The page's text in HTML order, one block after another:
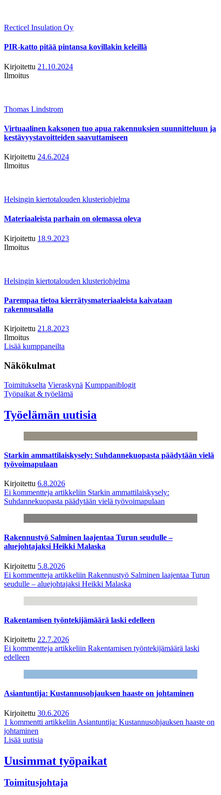
Recticel Insulation Oy
PIR-katto pitää pintansa kovillakin keleillä
Kirjoitettu 21.10.2024
Ilmoitus
Thomas Lindstrom
Virtuaalinen kaksonen tuo apua rakennuksien suunnitteluun ja
kestävyystavoitteiden saavuttamiseen
Kirjoitettu 24.6.2024
Ilmoitus
Helsingin kiertotalouden klusteriohjelma
Materiaaleista parhain on olemassa oleva
Kirjoitettu 18.9.2023
Ilmoitus
Helsingin kiertotalouden klusteriohjelma
Parempaa tietoa kierrätysmateriaaleista kaivataan
rakennusalalla
Kirjoitettu 21.8.2023
Ilmoitus
Lisää kumppaneilta
Näkökulmat
Toimitukselta Vieraskynä Kumppaniblogit
Työpaikat & työelämä
Työelämän uutisia
Starkin ammattilaiskysely: Suhdannekuopasta päädytään vielä
työvoimapulaan
Kirjoitettu 6.8.2026
Ei kommentteja artikkeliin Starkin ammattilaiskysely:
Suhdannekuopasta päädytään vielä työvoimapulaan
Rakennustyö Salminen laajentaa Turun seudulle –
aluejohtajaksi Heikki Malaska
Kirjoitettu 5.8.2026
Ei kommentteja artikkeliin Rakennustyö Salminen laajentaa Turun
seudulle – aluejohtajaksi Heikki Malaska
Rakentamisen työntekijämäärä laski edelleen
Kirjoitettu 22.7.2026
Ei kommentteja artikkeliin Rakentamisen työntekijämäärä laski
edelleen
Asiantuntija: Kustannusohjauksen haaste on johtaminen
Kirjoitettu 30.6.2026
1 kommentti artikkeliin Asiantuntija: Kustannusohjauksen haaste on
johtaminen
Lisää uutisia
Uusimmat työpaikat
Toimitusjohtaja